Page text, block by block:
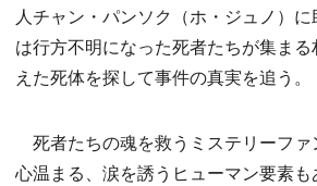
人チャン・パンソク（ホ・ジュノ）
は行方不明になった死者たちが集ま
えた死体を探して事件の真実を追う。
死者たちの魂を救うミステリーファ
心温まる、涙を誘うヒューマン要素も